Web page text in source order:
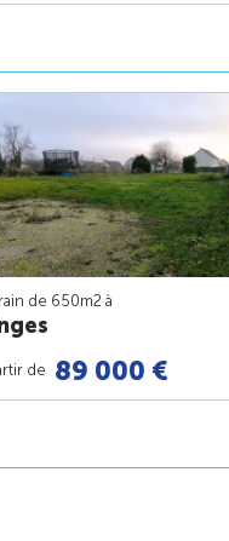
de 650m2 à
de 89 000 €